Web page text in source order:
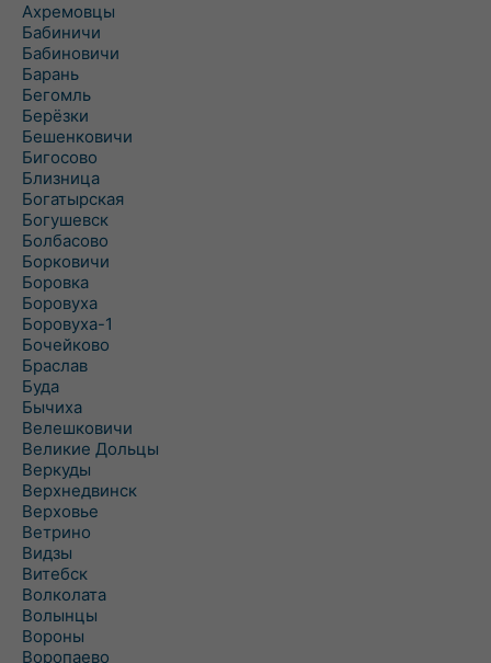
Ахремовцы
Бабиничи
Бабиновичи
Барань
Бегомль
Берёзки
Бешенковичи
Бигосово
Близница
Богатырская
Богушевск
Болбасово
Борковичи
Боровка
Боровуха
Боровуха-1
Бочейково
Браслав
Буда
Бычиха
Велешковичи
Великие Дольцы
Веркуды
Верхнедвинск
Верховье
Ветрино
Видзы
Витебск
Волколата
Волынцы
Вороны
Воропаево